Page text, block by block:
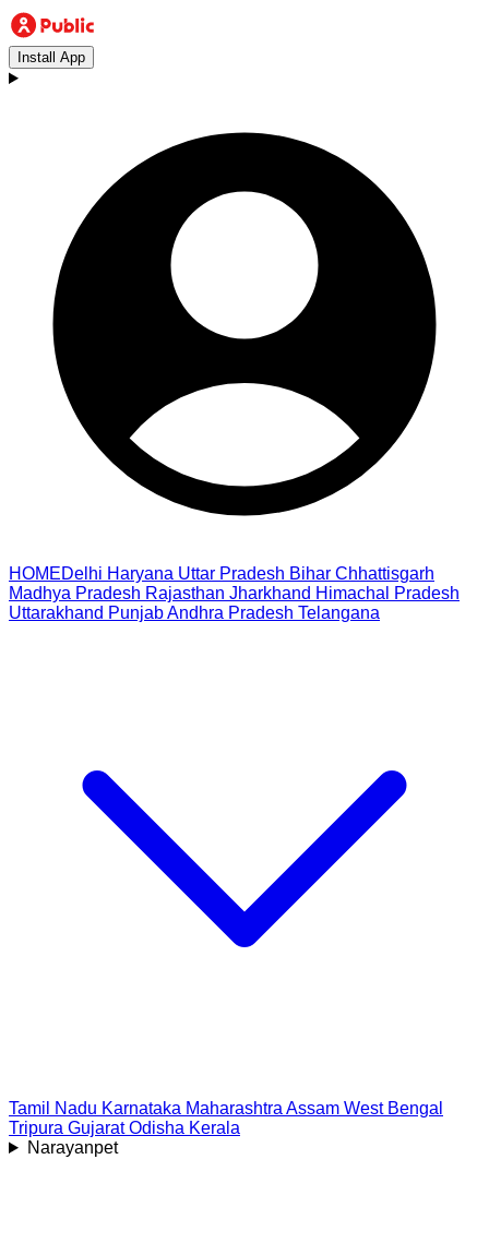
Install App
HOMEDelhi Haryana Uttar Pradesh Bihar Chhattisgarh
Madhya Pradesh Rajasthan Jharkhand Himachal Pradesh
Uttarakhand PunjabAndhra Pradesh Telangana
Tamil Nadu Karnataka Maharashtra Assam West Bengal
Tripura Gujarat Odisha Kerala
Narayanpet